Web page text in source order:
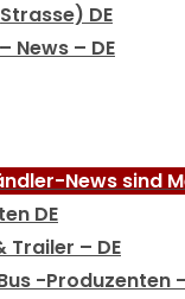
DE
News – DE
News sind
DE
Trailer – DE
-Produzenten